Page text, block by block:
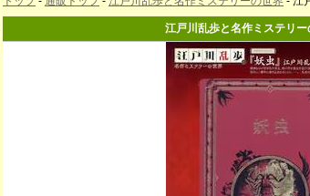
江戸川乱歩と名作ミステリ